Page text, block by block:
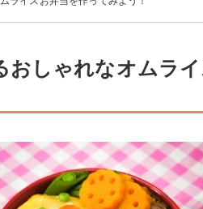
おしゃれなオムラ